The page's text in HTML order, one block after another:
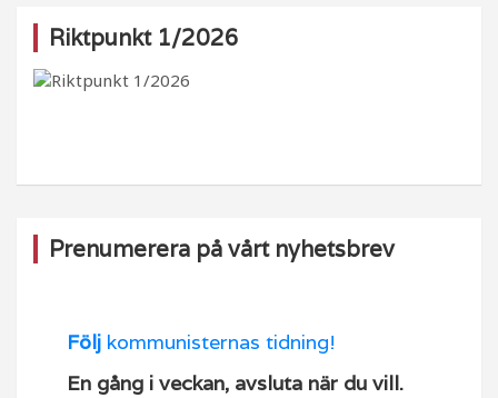
e
b
k
g
ra
o
k
Riktpunkt 1/2026
Prenumerera på vårt nyhetsbrev
Följ kommunisternas tidning!
En gång i veckan, avsluta när du vill.